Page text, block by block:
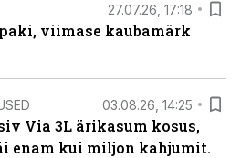
27.07.26, 17:18
viimase kaubamärk
03.08.26, 14:25
Via 3L ärikasum kosus,
enam kui miljon kahjumit.